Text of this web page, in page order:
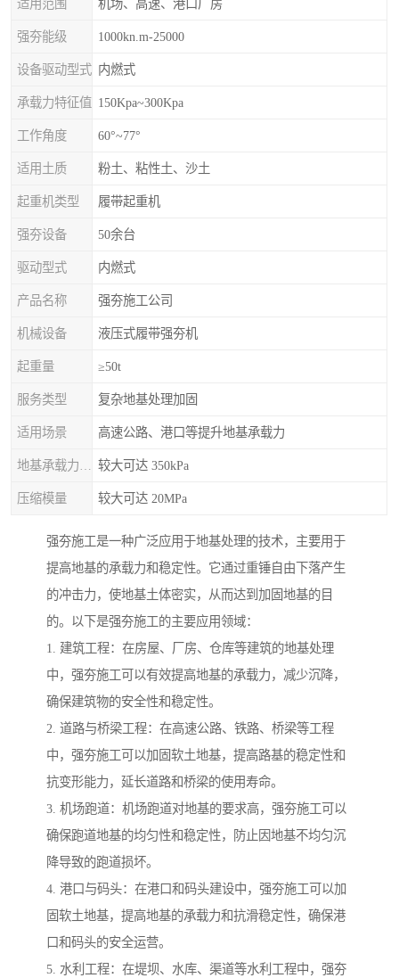
适用范围 机场、高速、港口厂房
强夯能级 1000kn.m-25000
设备驱动型式 内燃式
承载力特征值 150Kpa~300Kpa
工作角度 60°~77°
适用土质 粉土、粘性土、沙土
起重机类型 履带起重机
强夯设备 50余台
驱动型式 内燃式
产品名称 强夯施工公司
机械设备 液压式履带强夯机
起重量 ≥50t
服务类型 复杂地基处理加固
适用场景 高速公路、港口等提升地基承载力
较大可达 350kPa
压缩模量 较大可达 20MPa
强夯施工是一种广泛应用于地基处理的技术，主要用于
提高地基的承载力和稳定性。它通过重锤自由下落产生
的冲击力，使地基土体密实，从而达到加固地基的目
的。以下是强夯施工的主要应用领域：
1. 建筑工程：在房屋、厂房、仓库等建筑的地基处理
中，强夯施工可以有效提高地基的承载力，减少沉降，
确保建筑物的安全性和稳定性。
2. 道路与桥梁工程：在高速公路、铁路、桥梁等工程
中，强夯施工可以加固软土地基，提高路基的稳定性和
抗变形能力，延长道路和桥梁的使用寿命。
3. 机场跑道：机场跑道对地基的要求高，强夯施工可以
确保跑道地基的均匀性和稳定性，防止因地基不均匀沉
降导致的跑道损坏。
4. 港口与码头：在港口和码头建设中，强夯施工可以加
固软土地基，提高地基的承载力和抗滑稳定性，确保港
口和码头的安全运营。
5. 水利工程：在堤坝、水库、渠道等水利工程中，强夯